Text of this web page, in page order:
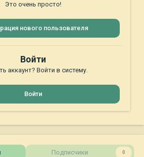
Это очень просто!
нового пользователя
Войти
аккаунт? Войти в систему.
Войти
Подписчики 0